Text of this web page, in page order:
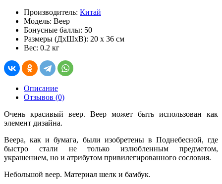
Производитель: Китай
Модель: Веер
Бонусные баллы: 50
Размеры (ДхШхВ): 20 x 36 см
Вес: 0.2 кг
Описание
Отзывов (0)
Очень красивый веер. Веер может быть использован как
элемент дизайна.
Веера, как и бумага, были изобретены в Поднебесной, где
быстро стали не только излюбленным предметом,
украшением, но и атрибутом привилегированного сословия.
Небольшой веер. Материал шелк и бамбук.